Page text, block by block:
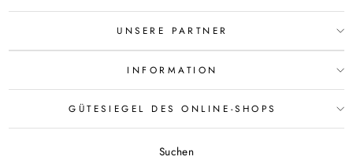
UNSERE PARTNER
INFORMATION
GÜTESIEGEL DES ONLINE-SHOPS
Suchen